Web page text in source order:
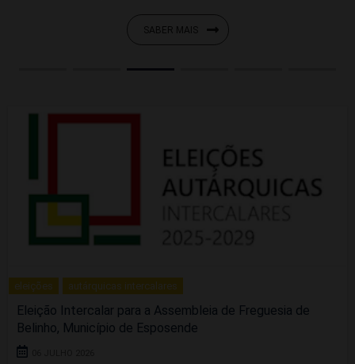
SABER MAIS
eleições autárquicas intercalares
Eleição Intercalar para a Assembleia de Freguesia de
Belinho, Município de Esposende